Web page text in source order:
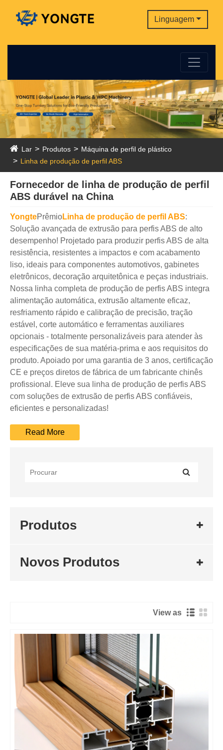
Linguagem
Lar Produtos
Máquina de perfil de plástico
Linha de produção de perfil ABS
Fornecedor de linha de produção de perfil
ABS durável na China
YongtePrêmioLinha de produção de perfil ABS:
Solução avançada de extrusão para perfis ABS de alto
desempenho! Projetado para produzir perfis ABS de alta
resistência, resistentes a impactos e com acabamento
liso, ideais para componentes automotivos, gabinetes
eletrônicos, decoração arquitetônica e peças industriais.
Nossa linha completa de produção de perfis ABS integra
alimentação automática, extrusão altamente eficaz,
resfriamento rápido e calibração de precisão, tração
estável, corte automático e ferramentas auxiliares
opcionais - totalmente personalizáveis ​​para atender às
especificações de sua matéria-prima e aos requisitos do
produto. Apoiado por uma garantia de 3 anos, certificação
CE e preços diretos de fábrica de um fabricante chinês
profissional. Eleve sua linha de produção de perfis ABS
com soluções de extrusão de perfis ABS confiáveis,
eficientes e personalizadas!
Produtos
Novos Produtos
View as